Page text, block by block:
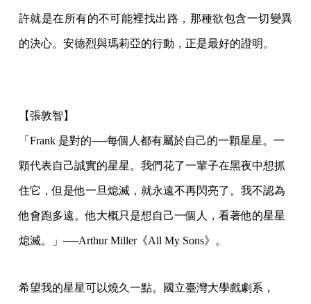
許就是在所有的不可能裡找出路，那種欲包含一切變異
的決心。安德烈與瑪莉亞的行動，正是最好的證明。
【張敦智】
「Frank 是對的──每個人都有屬於自己的一顆星星。一
顆代表自己誠實的星星。我們花了一輩子在黑夜中想抓
住它，但是他一旦熄滅，就永遠不再閃亮了。我不認為
他會跑多遠。他大概只是想自己一個人，看著他的星星
熄滅。」──Arthur Miller《All My Sons》。
希望我的星星可以燒久一點。國立臺灣大學戲劇系，